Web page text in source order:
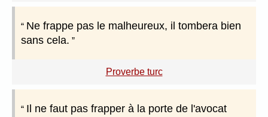
Ne frappe pas le malheureux, il tombera bien
sans cela.
Proverbe turc
Il ne faut pas frapper à la porte de l'avocat